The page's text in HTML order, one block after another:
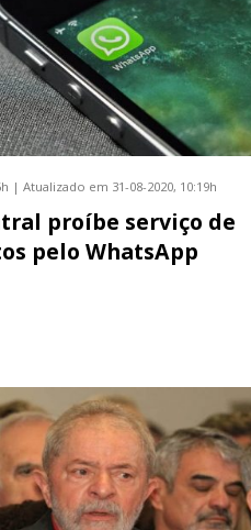
| Atualizado em 31-08-2020, 10:19h
proíbe serviço de
pelo WhatsApp